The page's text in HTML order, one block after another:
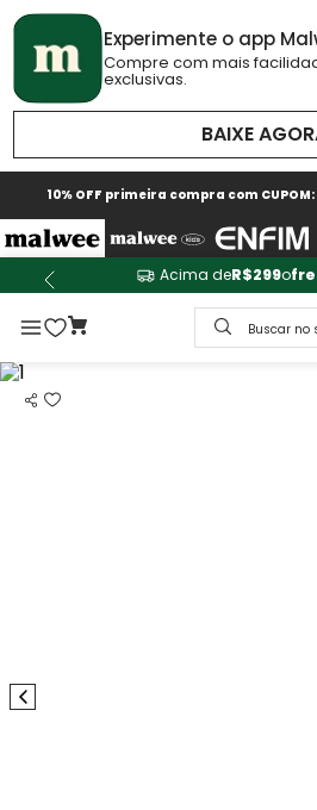
Experimente o app
Compre com mais
exclusivas.
BAIXE
10% OFF primeira compra com CUPOM:
Acima deR$299o
Buscar no